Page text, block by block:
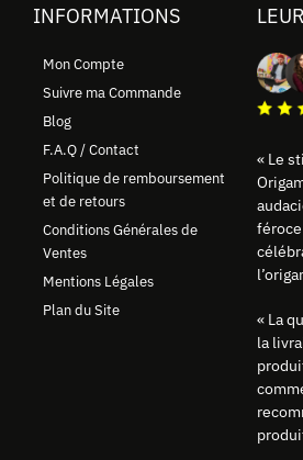
INFORMATIONS
Mon Compte
Suivre ma Commande
Blog
F.A.Q / Contact
Politique de remboursement
et de retours
Conditions Générales de
Ventes
Mentions Légales
Plan du Site
« Le
« La
la